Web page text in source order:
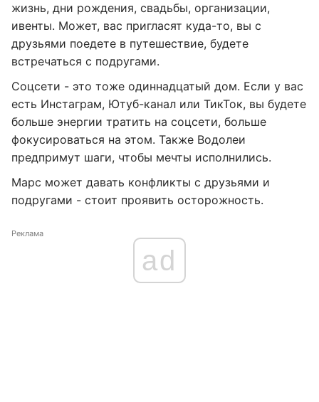
жизнь, дни рождения, свадьбы, организации,
ивенты. Может, вас пригласят куда-то, вы с
друзьями поедете в путешествие, будете
встречаться с подругами.
Соцсети - это тоже одиннадцатый дом. Если у вас
есть Инстаграм, Ютуб-канал или ТикТок, вы будете
больше энергии тратить на соцсети, больше
фокусироваться на этом. Также Водолеи
предпримут шаги, чтобы мечты исполнились.
Марс может давать конфликты с друзьями и
подругами - стоит проявить осторожность.
Реклама
ad